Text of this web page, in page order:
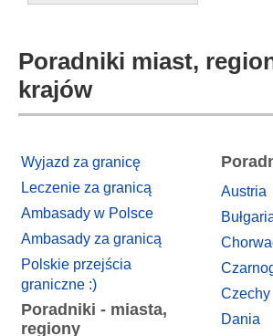
Poradniki miast,
krajów
Wyjazd za granicę
Leczenie za granicą
Ambasady w Polsce
Ambasady za granicą
Polskie przejścia
graniczne :)
Poradniki - miasta,
regiony
Austria
Czechy
Dania